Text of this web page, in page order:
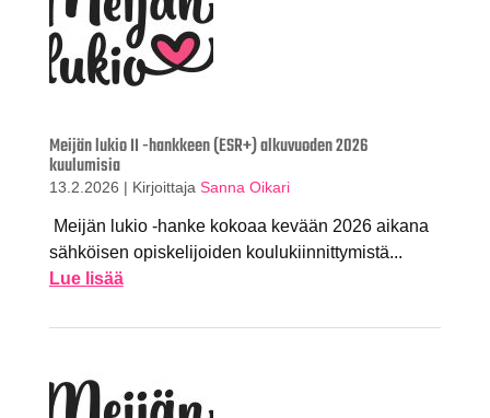
Meijän lukio II -hankkeen (ESR+) alkuvuoden 2026
kuulumisia
13.2.2026 | Kirjoittaja Sanna Oikari
Meijän lukio -hanke kokoaa kevään 2026 aikana
sähköisen opiskelijoiden koulukiinnittymistä...
Lue lisää